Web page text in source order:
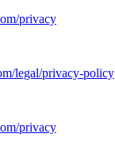
privacy
legal/privacy-policy
privacy